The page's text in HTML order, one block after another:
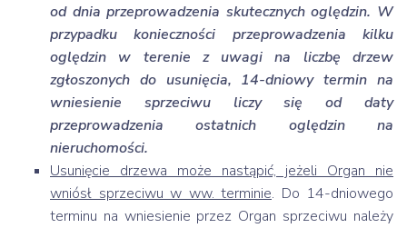
od dnia przeprowadzenia skutecznych oględzin. W
przypadku konieczności przeprowadzenia kilku
oględzin w terenie z uwagi na liczbę drzew
zgłoszonych do usunięcia, 14-dniowy termin na
wniesienie sprzeciwu liczy się od daty
przeprowadzenia ostatnich oględzin na
nieruchomości.
Usunięcie drzewa może nastąpić, jeżeli Organ nie
wniósł sprzeciwu w ww. terminie. Do 14-dniowego
terminu na wniesienie przez Organ sprzeciwu należy